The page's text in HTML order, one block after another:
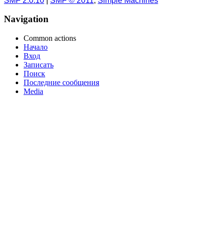
Navigation
Common actions
Начало
Вход
Записать
Поиск
Последние сообщения
Media